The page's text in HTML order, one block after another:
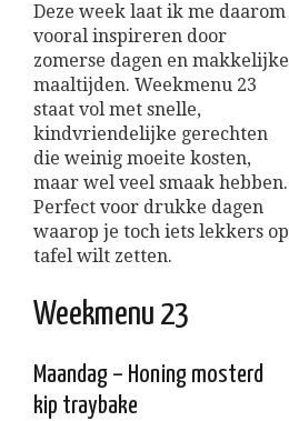
Deze week laat ik me daarom
vooral inspireren door
zomerse dagen en makkelijke
maaltijden. Weekmenu 23
staat vol met snelle,
kindvriendelijke gerechten
die weinig moeite kosten,
maar wel veel smaak hebben.
Perfect voor drukke dagen
waarop je toch iets lekkers op
tafel wilt zetten.
Weekmenu 23
Maandag – Honing mosterd
kip traybake